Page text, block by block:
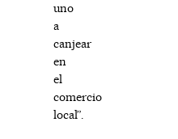
uno
a
canjear
en
el
comercio
local”.